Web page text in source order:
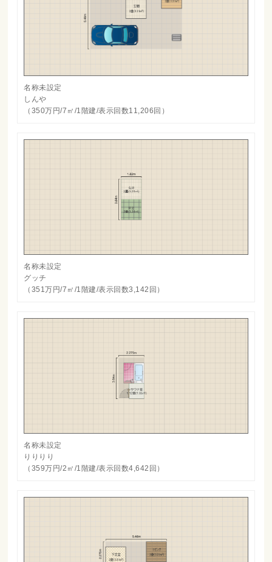
名称未設定
しんや
（350万円/7㎡/1階建/表示回数11,206回）
名称未設定
グッチ
（351万円/7㎡/1階建/表示回数3,142回）
名称未設定
りりりり
（359万円/2㎡/1階建/表示回数4,642回）